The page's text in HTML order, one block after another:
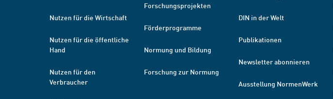
Nutzen für die Wirtschaft
Nutzen für die öffentliche
Hand
Nutzen für den
Verbraucher
Forschungsprojekten
Förderprogramme
Normung und Bildung
Forschung zur Normung
DIN in der Welt
Publikationen
Newsletter abonnieren
Ausstellung NormenWerk